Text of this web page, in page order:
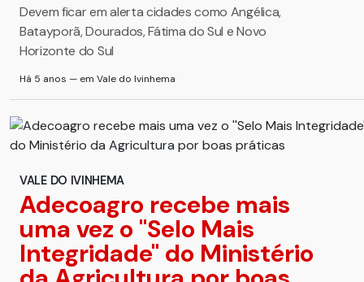
Devem ficar em alerta cidades como Angélica,
Batayporã, Dourados, Fátima do Sul e Novo
Horizonte do Sul
Há 5 anos — em Vale do Ivinhema
VALE DO IVINHEMA
Adecoagro recebe mais
uma vez o ''Selo Mais
Integridade'' do Ministério